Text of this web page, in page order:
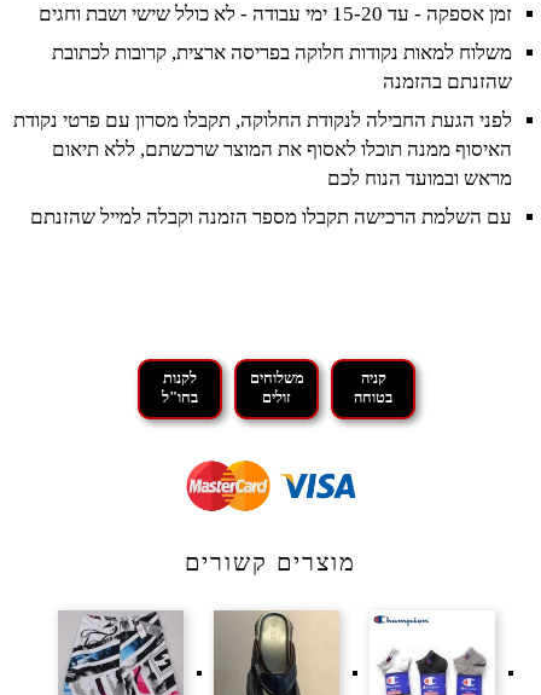
זמן אספקה - עד 15-20 ימי עבודה - לא כולל שישי ושבת וחגים
משלוח למאות נקודות חלוקה בפריסה ארצית, קרובות לכתובת
שהזנתם בהזמנה
לפני הגעת החבילה לנקודת החלוקה, תקבלו מסרון עם פרטי נקודת
האיסוף ממנה תוכלו לאסוף את המוצר שרכשתם, ללא תיאום
מראש ובמועד הנוח לכם
עם השלמת הרכישה תקבלו מספר הזמנה וקבלה למייל שהזנתם
קניה
בטוחה
משלוחים
זולים
לקנות
בחו"ל
מוצרים קשורים